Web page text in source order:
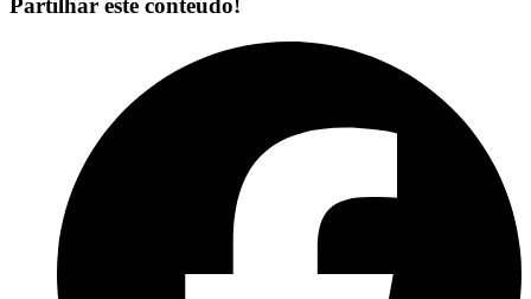
Partilhar este conteúdo!